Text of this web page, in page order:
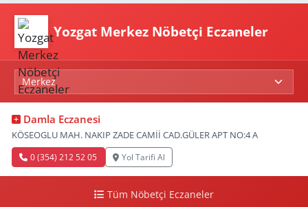
Yozgat Merkez Nöbetçi Eczaneler
Damla Eczanesi
KÖSEOGLU MAH. NAKIP ZADE CAMİİ CAD.GÜLER APT NO:4 A
0 (354) 212 52 05 Yol Tarifi Al
Tüm Nöbetçi Eczaneler